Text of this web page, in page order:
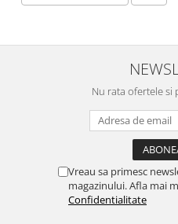
Nu rata ofertele
Vreau sa primesc
magazinului. Afla mai
Confidentialitate